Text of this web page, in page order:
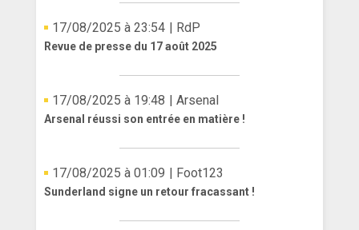
17/08/2025 à 23:54 | RdP
Revue de presse du 17 août 2025
17/08/2025 à 19:48 | Arsenal
Arsenal réussi son entrée en matière !
17/08/2025 à 01:09 | Foot123
Sunderland signe un retour fracassant !